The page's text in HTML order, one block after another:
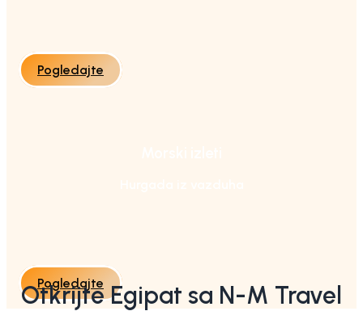
Pogledajte
Pogledajte
Otkrijte Egipat sa N-M Travel